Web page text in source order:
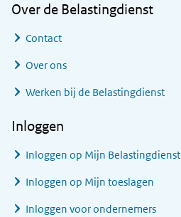
Over de Belastingdienst
Contact
Over ons
Werken bij de Belastingdienst
Inloggen
Inloggen op Mijn Belastingdienst
Inloggen op Mijn toeslagen
Inloggen voor ondernemers